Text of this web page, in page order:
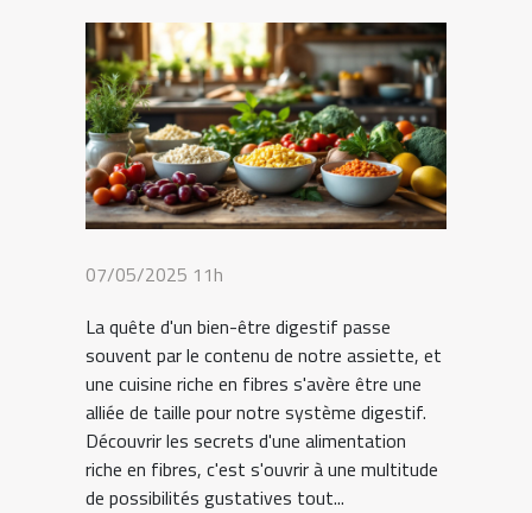
07/05/2025 11h
La quête d'un bien-être digestif passe
souvent par le contenu de notre assiette, et
une cuisine riche en fibres s'avère être une
alliée de taille pour notre système digestif.
Découvrir les secrets d'une alimentation
riche en fibres, c'est s'ouvrir à une multitude
de possibilités gustatives tout...